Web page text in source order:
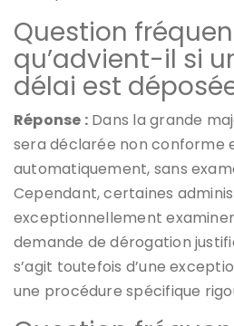
Question
qu’advient-il si
délai est
Réponse : Dans la grande
sera déclarée non conforme
automatiquement, sans
Cependant, certaines
exceptionnellement
demande de dérogation
s’agit toutefois d’une
une procédure spécifique